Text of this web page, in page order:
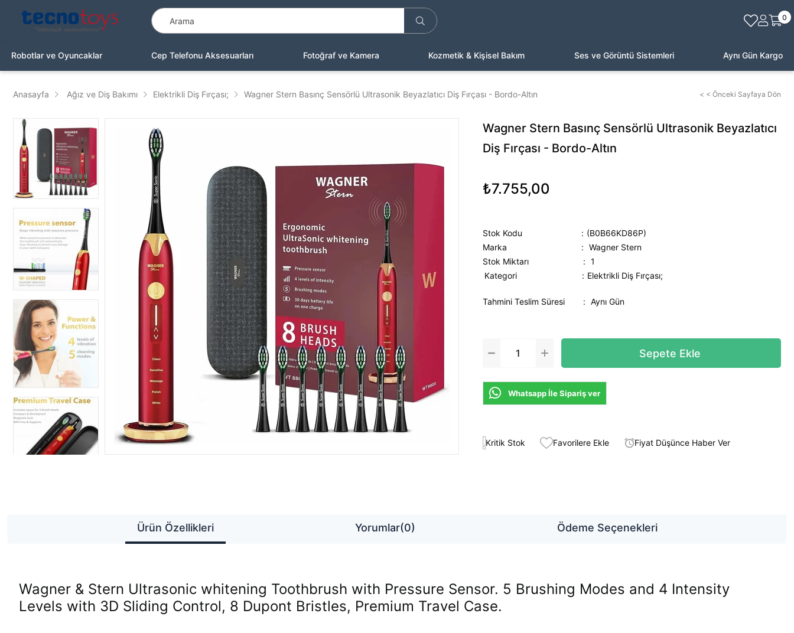
0
Robotlar ve Oyuncaklar Cep Telefonu Aksesuarları Fotoğraf ve Kamera Kozmetik & Kişisel Bakım Ses ve Görüntü Sistemleri Aynı Gün Kargo
Anasayfa Ağız ve Diş Bakımı Elektrikli Diş Fırçası; Wagner Stern Basınç Sensörlü Ultrasonik Beyazlatıcı Diş Fırçası - Bordo-Altın < < Önceki Sayfaya Dön
Wagner Stern Basınç Sensörlü Ultrasonik Beyazlatıcı
Diş Fırçası - Bordo-Altın
₺7.755,00
Stok Kodu
(B0B66KD86P)
Marka
: Wagner Stern
Stok Miktarı
: 1
Kategori
Elektrikli Diş Fırçası;
Tahmini Teslim Süresi : Aynı Gün
Whatsapp İle Sipariş ver
Kritik Stok Favorilere Ekle Fiyat Düşünce Haber Ver
Ürün Özellikleri Yorumlar(0) Ödeme Seçenekleri
Wagner & Stern Ultrasonic whitening Toothbrush with Pressure Sensor. 5 Brushing Modes and 4 Intensity
Levels with 3D Sliding Control, 8 Dupont Bristles, Premium Travel Case.